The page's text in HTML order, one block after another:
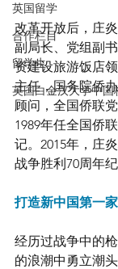
英国留学
合作栏目
留学生
英国白金汉大学中国
改革开放后，庄
副局长、党组副
资建设旅游饭店
主任，国务院侨
顾问，全国侨联
1989年任全国侨
记。2015年，庄
战争胜利70周年纪
打造新中国第一
经历过战争中的
的浪潮中勇立潮